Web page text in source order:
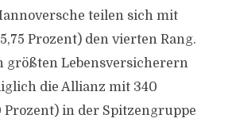
teilen sich mit
Prozent) den vierten Rang.
größten Lebensversicherern
die Allianz mit 340
Prozent) in der Spitzengruppe